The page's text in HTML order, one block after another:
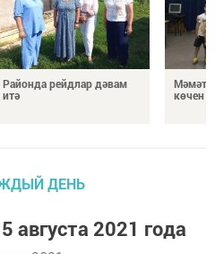
Районда рейдлар дәвам
итә
көчен
ДЕНЬ
августа 2021 года